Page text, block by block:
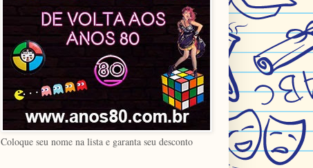
Coloque seu nome na lista e garanta seu desconto